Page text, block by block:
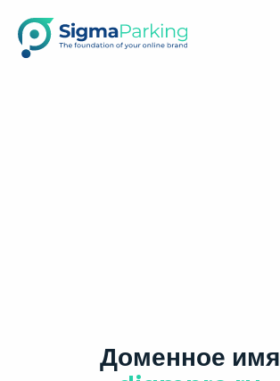
Доменное имя